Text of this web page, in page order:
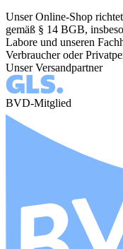
Unser Online-Shop
gemäß § 14 BGB,
Labore und unseren
Verbraucher oder
Unser Versandpartner
BVD-Mitglied